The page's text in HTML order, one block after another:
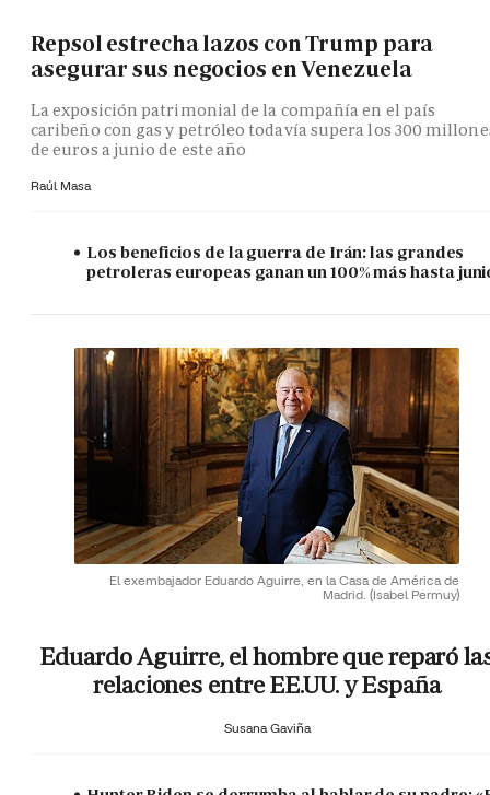
Repsol estrecha lazos con Trump para
asegurar sus negocios en Venezuela
La exposición patrimonial de la compañía en el país
caribeño con gas y petróleo todavía supera los 300
de euros a junio de este año
Raúl Masa
Los beneficios de la guerra de Irán: las grandes
petroleras europeas ganan un 100% más hasta
El exembajador Eduardo Aguirre, en la Casa de América de
Madrid. (Isabel Permuy)
Eduardo Aguirre, el hombre que reparó
relaciones entre EE.UU. y España
Susana Gaviña